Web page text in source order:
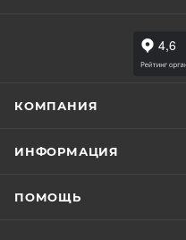
КОМПАНИЯ
ИНФОРМАЦИЯ
ПОМОЩЬ